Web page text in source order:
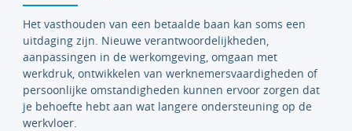
Het vasthouden van een betaalde baan kan soms een
uitdaging zijn. Nieuwe verantwoordelijkheden,
aanpassingen in de werkomgeving, omgaan met
werkdruk, ontwikkelen van werknemersvaardigheden of
persoonlijke omstandigheden kunnen ervoor zorgen dat
je behoefte hebt aan wat langere ondersteuning op de
werkvloer.